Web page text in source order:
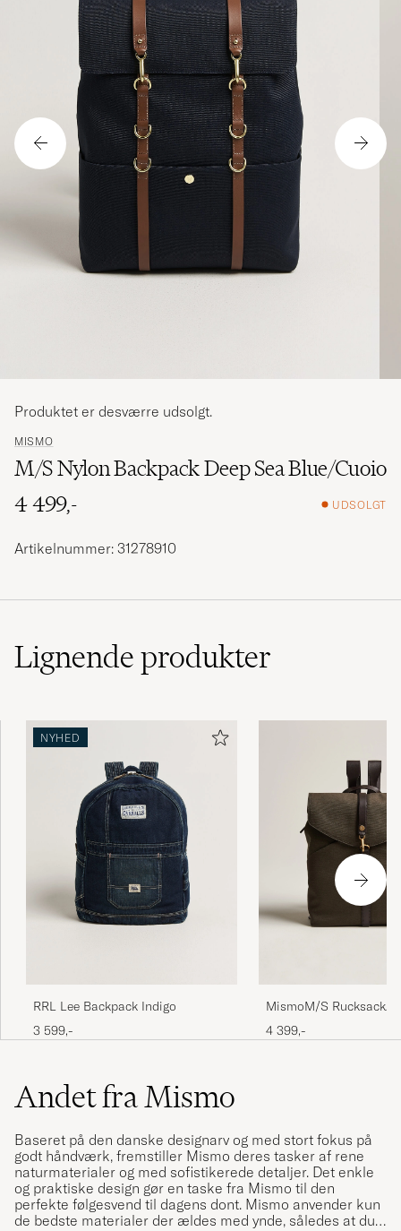
MISMO
M/S Nylon Backpack Deep Sea Blue/Cuoio
4 499,-
UDSOLGT
Produktet er desværre udsolgt.
Artikelnummer: 31278910
Lignendeprodukter
NYHED
RRL Lee Backpack Indigo
3 599,-
MismoM/S
Brown
4 399,-
Andet fra Mismo
Baseret på den danske designarv og med stort fokus på
godt håndværk, fremstiller Mismo deres tasker af rene
naturmaterialer og med sofistikerede detaljer. Det enkle
og praktiske design gør en taske fra Mismo til den
perfekte følgesvend til dagens dont. Mismo anvender kun
de bedste materialer der ældes med ynde, således at du